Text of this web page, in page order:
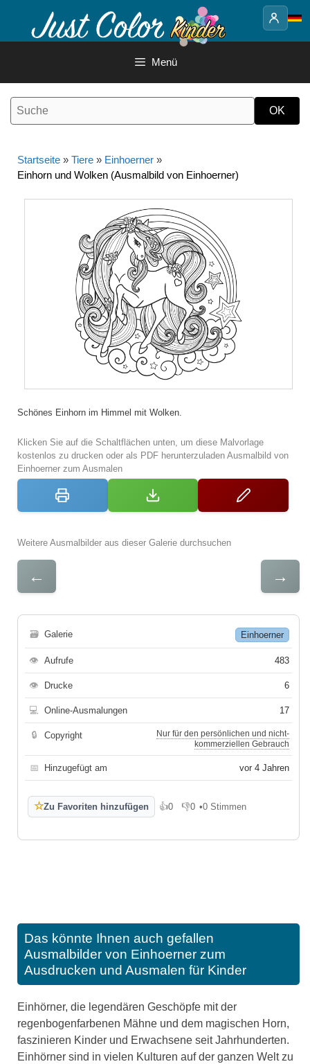
Inhalt
Menü
Startseite » Tiere » Einhoerner »
Einhorn und Wolken (Ausmalbild von Einhoerner)
Schönes Einhorn im Himmel mit Wolken.
Klicken Sie auf die Schaltflächen unten, um diese Malvorlage
kostenlos zu drucken oder als PDF herunterzuladen Ausmalbild von
Einhoerner zum Ausmalen
Weitere Ausmalbilder aus dieser Galerie durchsuchen
← →
🗃 Galerie Einhoerner
👁 Aufrufe 483
👁 Drucke 6
💻 Online-Ausmalungen 17
🔒 Copyright
Nur für den persönlichen und nicht-
kommerziellen Gebrauch
📅 Hinzugefügt am vor 4 Jahren
☆Zu Favoriten hinzufügen 👍0
Gefällt mir
👎0
Gefällt mir nicht
•0 Stimmen
Das könnte Ihnen auch gefallen
Ausmalbilder von Einhoerner zum
Ausdrucken und Ausmalen für Kinder
Einhörner, die legendären Geschöpfe mit der
regenbogenfarbenen Mähne und dem magischen Horn,
faszinieren Kinder und Erwachsene seit Jahrhunderten.
Einhörner sind in vielen Kulturen auf der ganzen Welt zu